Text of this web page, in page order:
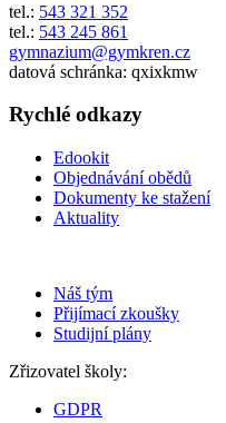
tel.: 543 321 352
tel.: 543 245 861
gymnazium@gymkren.cz
datová schránka: qxixkmw
Rychlé odkazy
Edookit
Objednávání obědů
Dokumenty ke stažení
Aktuality
Náš tým
Přijímací zkoušky
Studijní plány
Zřizovatel školy:
GDPR